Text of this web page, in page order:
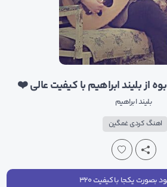
از بلیند ابراهیم با کیفیت عالی ❤️
بلیند ابراهیم
اهنگ کردی غمگین
بصورت یکجا با کیفیت ۳۲۰